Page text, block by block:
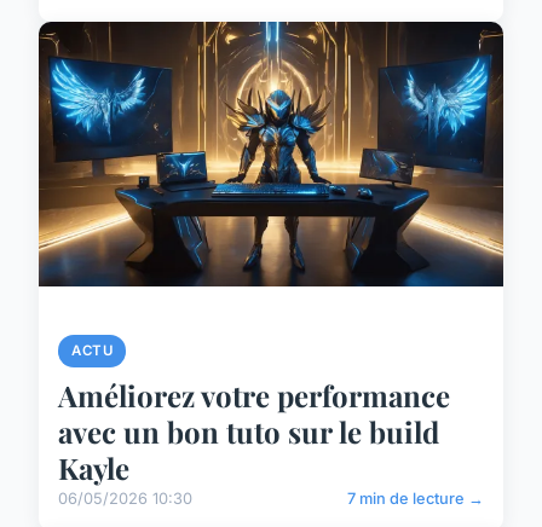
ACTU
Améliorez votre performance
avec un bon tuto sur le build
Kayle
06/05/2026 10:30 7 min de lecture →